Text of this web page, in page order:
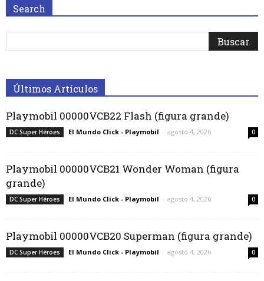
Search
Últimos Artículos
Playmobil 00000VCB22 Flash (figura grande)
DC Super Héroes El Mundo Click - Playmobil - agosto 4, 2026 0
Playmobil 00000VCB21 Wonder Woman (figura
grande)
DC Super Héroes El Mundo Click - Playmobil - agosto 4, 2026 0
Playmobil 00000VCB20 Superman (figura grande)
DC Super Héroes El Mundo Click - Playmobil - agosto 4, 2026 0